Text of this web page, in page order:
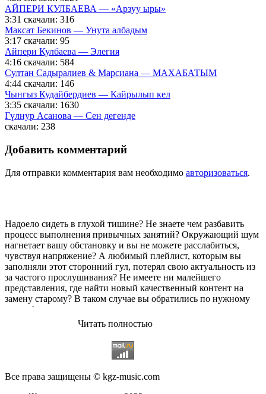
АЙПЕРИ КУЛБАЕВА — «Арзуу ыры»
3:31 скачали: 316
Максат Бекинов — Унута албадым
3:17 скачали: 95
Айпери Кулбаева — Элегия
4:16 скачали: 584
Cултан Садыралиев & Марсиана — МАХАБАТЫМ
4:44 скачали: 146
Чынгыз Кудайбердиев — Кайрылып кел
3:35 скачали: 1630
Гүлнур Асанова — Сен дегенде
скачали: 238
Добавить комментарий
Для отправки комментария вам необходимо авторизоваться.
Надоело сидеть в глухой тишине? Не знаете чем разбавить
процесс выполнения привычных занятий? Окружающий шум
нагнетает вашу обстановку и вы не можете расслабиться,
чувствуя напряжение? А любимый плейлист, которым вы
заполняли этот сторонний гул, потерял свою актуальность из
за частого прослушивания? Не имеете ни малейшего
представления, где найти новый качественный контент на
замену старому? В таком случае вы обратились по нужному
адресу!
Музыкальный портал KGZ Musicс большой радостью
приветствует своих старых и новых слушателей! Специально
для вас мы заготовили чудесную подборку самых лучших
песен всех времён во всех жанровых стилистиках. Огромное
количество старых и новых треков, самые востребованные и
популярные композиции отечественных и зарубежных
Читать полностью
Все права защищены © kgz-music.com